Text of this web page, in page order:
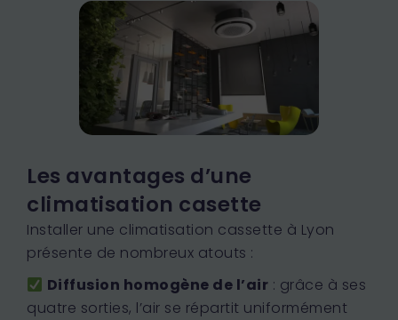
Les avantages d’une
climatisation casette
Installer une climatisation cassette à Lyon
présente de nombreux atouts :
Diffusion homogène de l’air : grâce à ses
quatre sorties, l’air se répartit uniformément